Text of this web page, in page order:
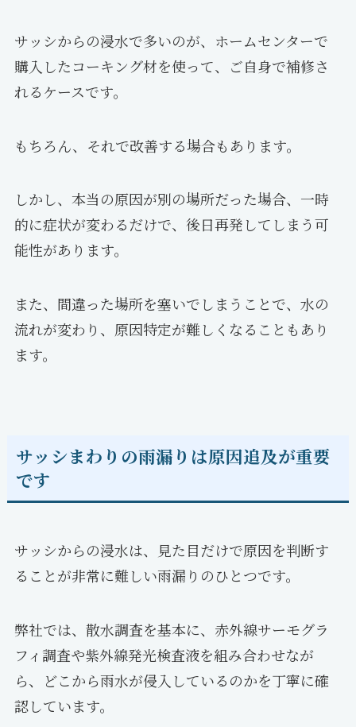
サッシからの浸水で多いのが、ホームセンターで
購入したコーキング材を使って、ご自身で補修さ
れるケースです。
もちろん、それで改善する場合もあります。
しかし、本当の原因が別の場所だった場合、一時
的に症状が変わるだけで、後日再発してしまう可
能性があります。
また、間違った場所を塞いでしまうことで、水の
流れが変わり、原因特定が難しくなることもあり
ます。
サッシまわりの雨漏りは原因追及が重要
です
サッシからの浸水は、見た目だけで原因を判断す
ることが非常に難しい雨漏りのひとつです。
弊社では、散水調査を基本に、赤外線サーモグラ
フィ調査や紫外線発光検査液を組み合わせなが
ら、どこから雨水が侵入しているのかを丁寧に確
認しています。